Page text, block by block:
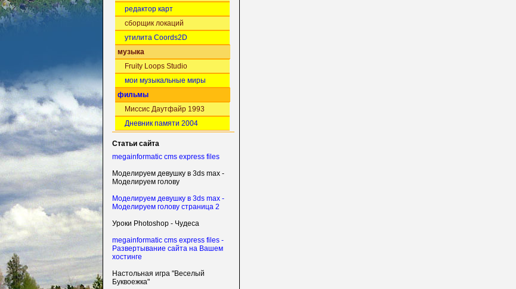
редактор карт
сборщик локаций
утилита Coords2D
музыка
Fruity Loops Studio
мои музыкальные миры
фильмы
Миссис Даутфайр 1993
Дневник памяти 2004
Статьи сайта
megainformatic cms express files
Моделируем девушку в 3ds max -
Моделируем голову
Моделируем девушку в 3ds max -
Моделируем голову страница 2
Уроки Photoshop - Чудеса
megainformatic cms express files -
Развертывание сайта на Вашем
хостинге
Настольная игра "Веселый
Буквоежка"